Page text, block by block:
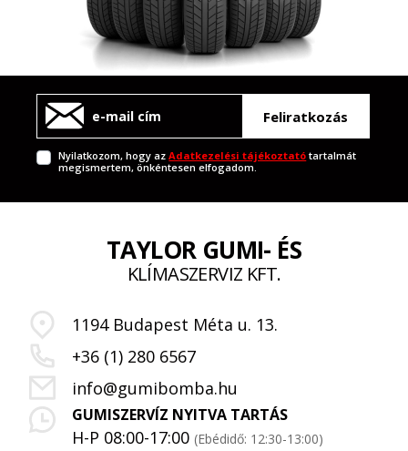
Feliratkozás
Nyilatkozom, hogy azAdatkezelési tájékoztató tartalmát
megismertem, önkéntesen elfogadom.
TAYLOR GUMI- ÉS
KLÍMASZERVIZ KFT.
1194 Budapest Méta u. 13.
+36 (1) 280 6567
info@gumibomba.hu
GUMISZERVÍZ NYITVA TARTÁS
H-P 08:00-17:00 (Ebédidő: 12:30-13:00)